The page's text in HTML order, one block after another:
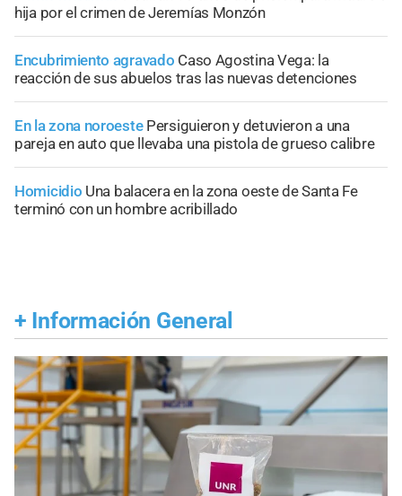
hija por el crimen de Jeremías Monzón
Encubrimiento agravado Caso Agostina Vega: la
reacción de sus abuelos tras las nuevas detenciones
En la zona noroeste Persiguieron y detuvieron a una
pareja en auto que llevaba una pistola de grueso calibre
Homicidio Una balacera en la zona oeste de Santa Fe
terminó con un hombre acribillado
+ Información General